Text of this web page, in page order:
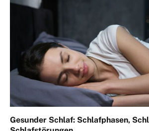
Gesunder Schlaf: Schlafphasen,